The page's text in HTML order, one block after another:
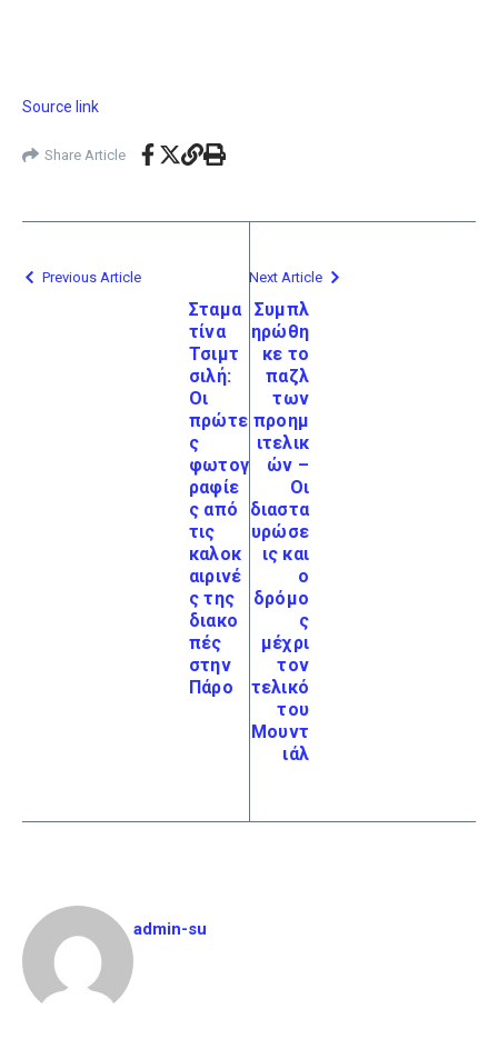
Source link
Share Article
Previous Article
Σταμα
τίνα
Τσιμτ
σιλή:
Οι
πρώτε
ς
φωτογ
ραφίε
ς από
τις
καλοκ
αιρινέ
ς της
διακο
πές
στην
Πάρο
Next Article
Συμπλ
ηρώθη
κε το
παζλ
των
προημ
ιτελικ
ών –
Οι
διαστα
υρώσε
ις και
ο
δρόμο
ς
μέχρι
τον
τελικό
του
Μουντ
ιάλ
admin-su